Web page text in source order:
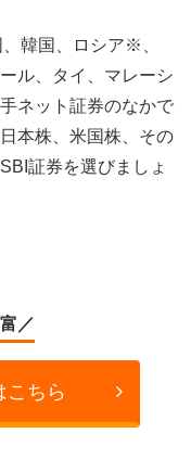
韓国、ロシア※、
ル、タイ、マレーシ
ネット証券のなかで
本株、米国株、その
証券を選びましょ
／
こちら